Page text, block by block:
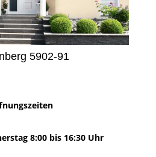
5902-91
8:00 bis 16:30 Uhr